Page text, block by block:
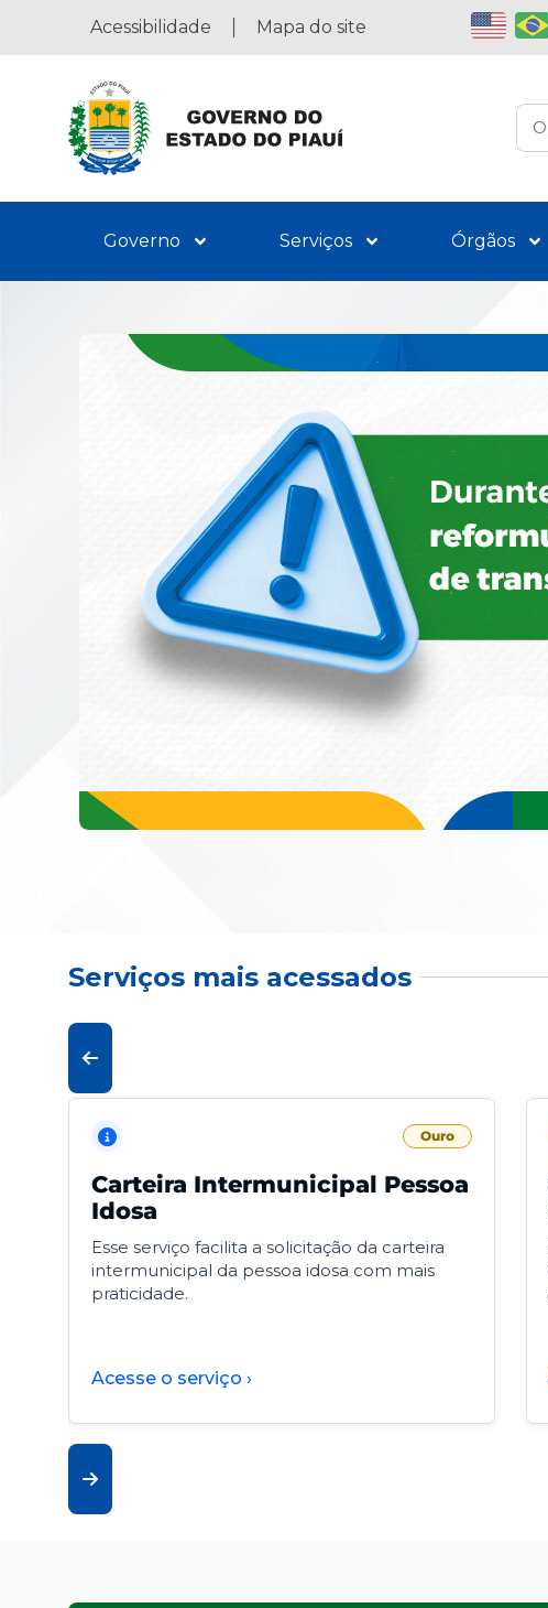
Acessibilidade Mapa do site
Governo Serviços Órgãos
Serviços mais acessados
Ouro
Carteira Intermunicipal Pessoa
Idosa
Esse serviço facilita a solicitação da carteira
intermunicipal da pessoa idosa com mais
praticidade.
Acesse o serviço ›